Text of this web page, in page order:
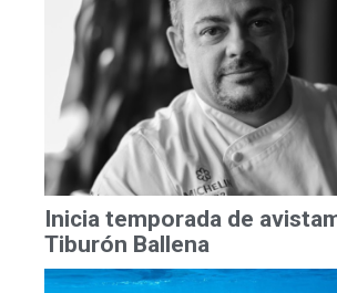
Inicia temporada de
Tiburón Ballena